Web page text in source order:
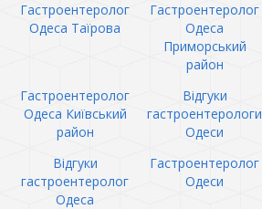
Гастроентеролог
Одеса Таїрова
Гастроентеролог
Одеса
Приморський
район
Гастроентеролог
Одеса Київський
район
Відгуки
гастроентерологи
Одеси
Відгуки
гастроентеролог
Одеса
Гастроентеролог
Одеси